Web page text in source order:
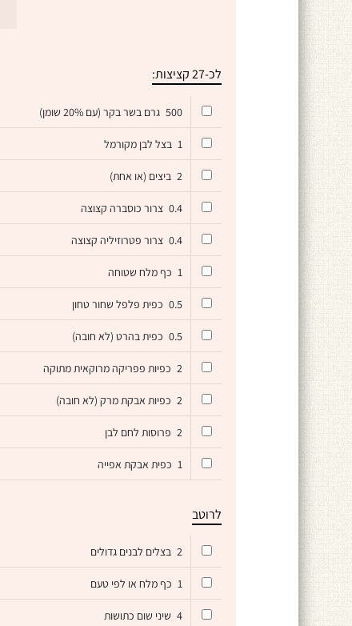
לכ-27 קציצות:
500 גרם בשר בקר (עם 20% שומן)
1 בצל לבן מקורמל
2 ביצים (או אחת)
0.4 צרור כוסברה קצוצה
0.4 צרור פטרוזיליה קצוצה
1 כף מלח שטוחה
0.5 כפית פלפל שחור טחון
0.5 כפית בהרט (לא חובה)
2 כפיות פפריקה מרוקאית מתוקה
2 כפיות אבקת מרק (לא חובה)
2 פרוסות לחם לבן
1 כפית אבקת אפייה
לרוטב
2 בצלים לבנים גדולים
1 כף מלח או לפי טעם
4 שיני שום כתושות